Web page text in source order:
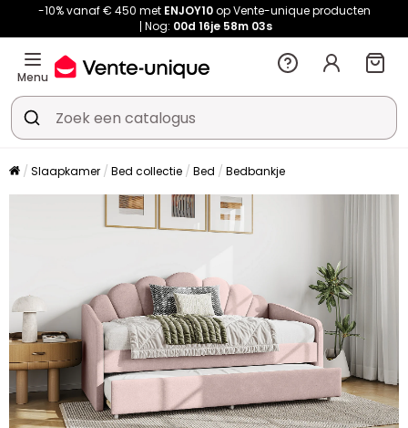
-10% vanaf € 450 met ENJOY10op Vente-unique producten
Nog: 00d 16je 58m 03s
Menu
Slaapkamer Bed collectie Bed Bedbankje